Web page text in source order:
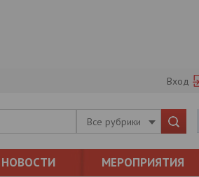
Вход
Все рубрики
НОВОСТИ МЕРОПРИЯТИЯ